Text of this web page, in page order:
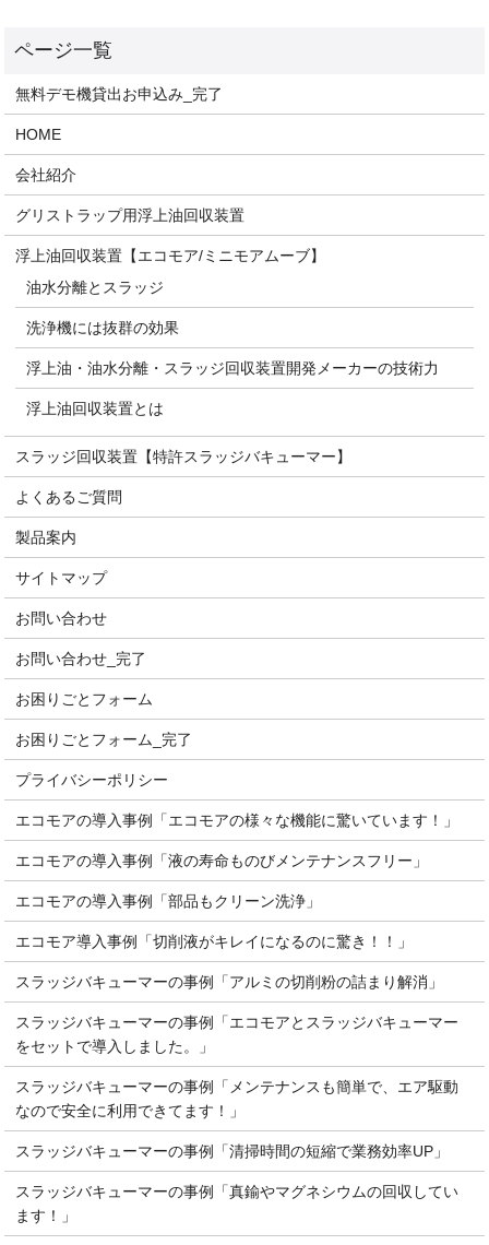
無料デモ機貸出お申込み_完了
HOME
会社紹介
グリストラップ用浮上油回収装置
浮上油回収装置【エコモア/ミニモアムーブ】
油水分離とスラッジ
洗浄機には抜群の効果
浮上油・油水分離・スラッジ回収装置開発メーカーの技術力
浮上油回収装置とは
スラッジ回収装置【特許スラッジバキューマー】
よくあるご質問
製品案内
サイトマップ
お問い合わせ
お問い合わせ_完了
お困りごとフォーム
お困りごとフォーム_完了
プライバシーポリシー
エコモアの導入事例「エコモアの様々な機能に驚いています！」
エコモアの導入事例「液の寿命ものびメンテナンスフリー」
エコモアの導入事例「部品もクリーン洗浄」
エコモア導入事例「切削液がキレイになるのに驚き！！」
スラッジバキューマーの事例「アルミの切削粉の詰まり解消」
スラッジバキューマーの事例「エコモアとスラッジバキューマー
をセットで導入しました。」
スラッジバキューマーの事例「メンテナンスも簡単で、エア駆動
なので安全に利用できてます！」
スラッジバキューマーの事例「清掃時間の短縮で業務効率UP」
スラッジバキューマーの事例「真鍮やマグネシウムの回収してい
ます！」